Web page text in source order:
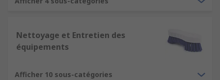
Nettoyage et Entretien des
équipements
Afficher 10 sous-catégories